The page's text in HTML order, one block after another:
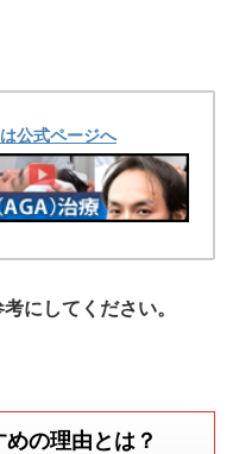
公式ページへ
にしてください。
めの理由とは？